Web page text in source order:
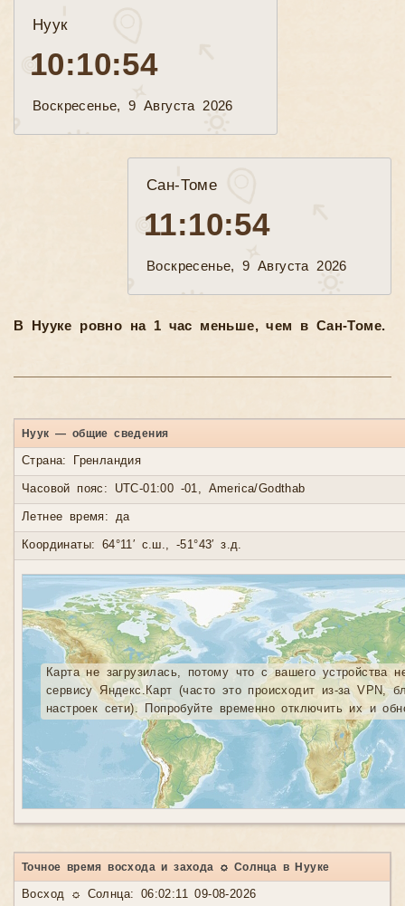
Нуук
10:10:55
Воскресенье, 9 Августа 2026
Сан-Томе
11:10:55
Воскресенье, 9 Августа 2026
В Нууке ровно на 1 час меньше, чем в Сан-Томе.
Нуук — общие сведения
Страна: Гренландия
Часовой пояс: UTC-01:00 -01, America/Godthab
Летнее время: да
Координаты: 64°11′ с.ш., -51°43′ з.д.
Карта не загрузилась, потому что с вашего устройства
сервису Яндекс.Карт (часто это происходит из-за VPN,
настроек сети). Попробуйте временно отключить их и
Точное время восхода и захода ☼ Солнца в Нууке
Восход ☼ Солнца: 06:02:11 09-08-2026